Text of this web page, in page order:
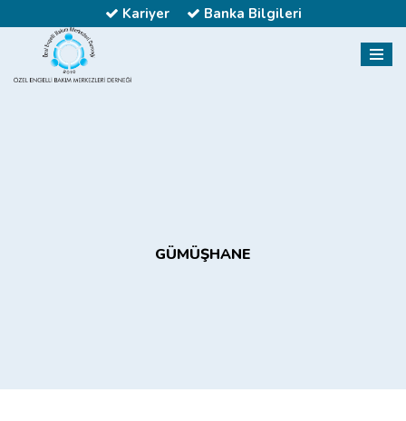
Kariyer Banka Bilgileri
GÜMÜŞHANE